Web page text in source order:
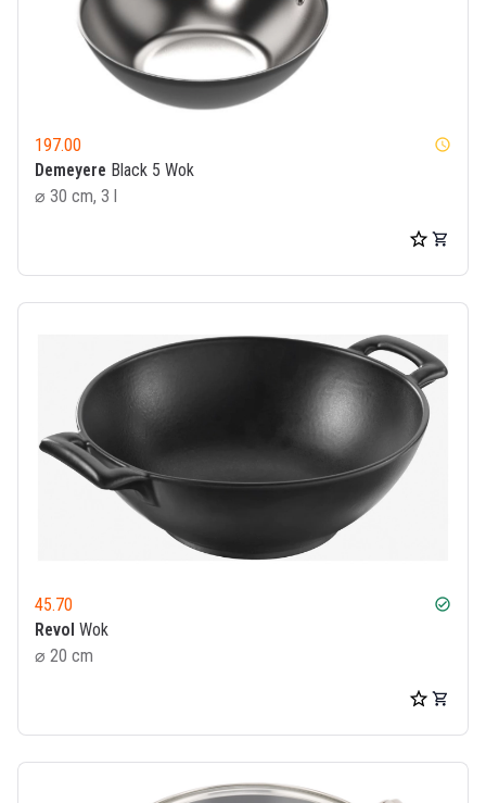
197.00 watch_later
Demeyere Black 5 Wok
⌀ 30 cm, 3 l
45.70 check_circle
Revol Wok
⌀ 20 cm